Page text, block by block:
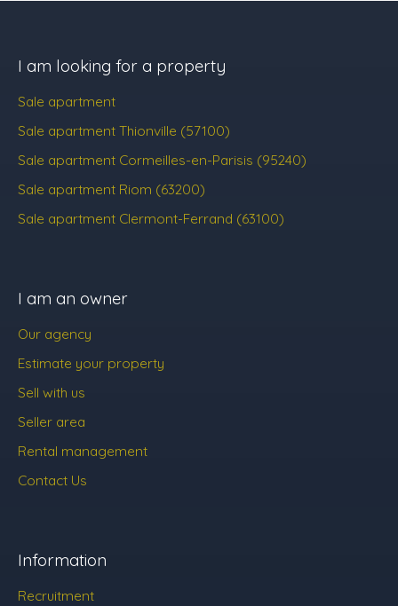
I am looking for a property
Sale apartment
Sale apartment Thionville (57100)
Sale apartment Cormeilles-en-Parisis (95240)
Sale apartment Riom (63200)
Sale apartment Clermont-Ferrand (63100)
I am an owner
Our agency
Estimate your property
Sell with us
Seller area
Rental management
Contact Us
Information
Recruitment